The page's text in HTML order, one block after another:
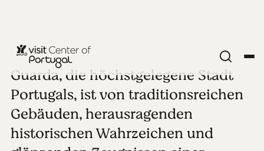
STÄDTE IM LANDESINNEREN
Guarda
Alle Fotos anzeigen Video abspielen
Guarda, die höchstgelegene Stadt
Portugals, ist von traditionsreichen
Gebäuden, herausragenden
historischen Wahrzeichen und